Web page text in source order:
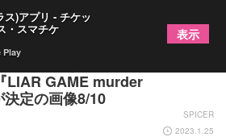
優・歌手などが日替わりで出演
LIAR GAME murder
定の画像8/10
SPICER
2023.1.25
ス)アプリ - チケッ
・スマチケ
Play
表示